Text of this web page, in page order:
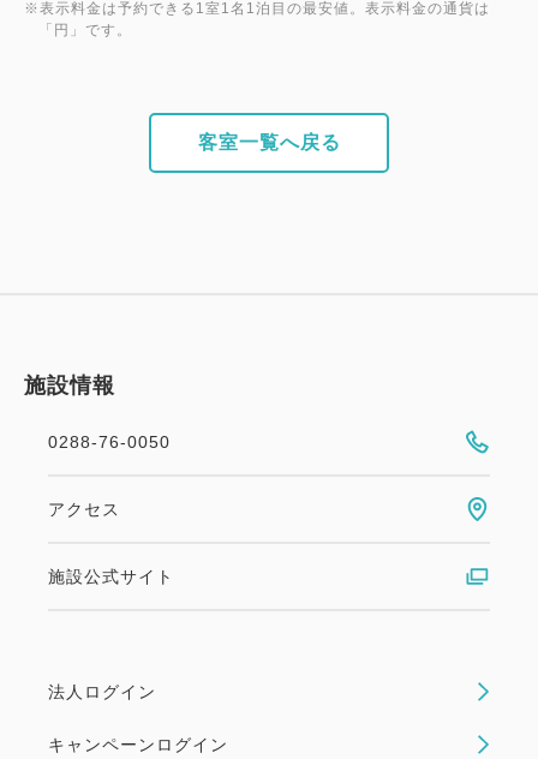
※表示料金は予約できる1室1名1泊目の最安値。表示料金の通貨は
「円」です。
客室一覧へ戻る
施設情報
0288-76-0050
アクセス
施設公式サイト
法人ログイン
キャンペーンログイン